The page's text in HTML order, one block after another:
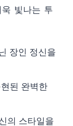
빛나는 투
장인 정신을
된 완벽한
의 스타일을